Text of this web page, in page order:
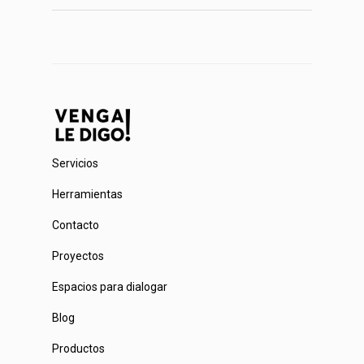
Servicios
Herramientas
Contacto
Proyectos
Espacios para dialogar
Blog
Productos